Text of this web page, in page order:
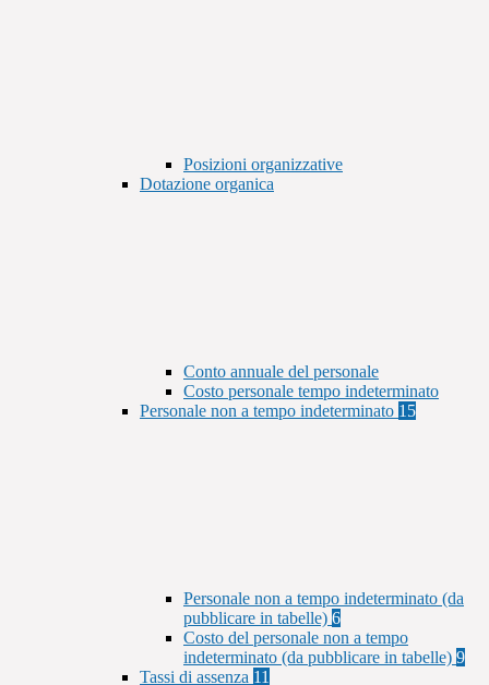
Posizioni organizzative
Dotazione organica
Conto annuale del personale
Costo personale tempo indeterminato
Personale non a tempo indeterminato 15
Personale non a tempo indeterminato (da
pubblicare in tabelle) 6
Costo del personale non a tempo
indeterminato (da pubblicare in tabelle) 9
Tassi di assenza 11